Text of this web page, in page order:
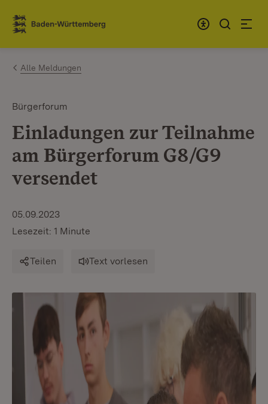
Zum Inhalt springen
Link zur Startseite
Alle Meldungen
Bürgerforum
Einladungen zur Teilnahme
am Bürgerforum G8/G9
versendet
05.09.2023
Lesezeit: 1 Minute
Teilen Text vorlesen